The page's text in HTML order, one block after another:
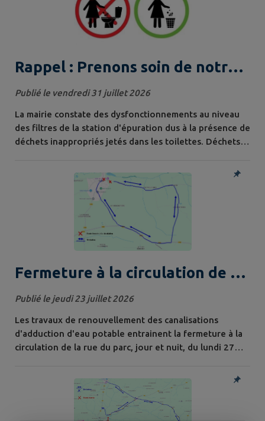
municipal pris en...
Rappel : Prenons soin de notre
réseau d'assainissement !
Publié le vendredi 31 juillet 2026
La mairie constate des dysfonctionnements au niveau
des filtres de la station d'épuration dus à la présence de
déchets inappropriés jetés dans les toilettes. Déchets
Conséquences : Ces incivilités provoquent des pannes
répétées, bloquent les équipements et compliquent les
Fermeture à la circulation de la
rue du parc
Publié le jeudi 23 juillet 2026
Les travaux de renouvellement des canalisations
d'adduction d'eau potable entrainent la fermeture à la
circulation de la rue du parc, jour et nuit, du lundi 27